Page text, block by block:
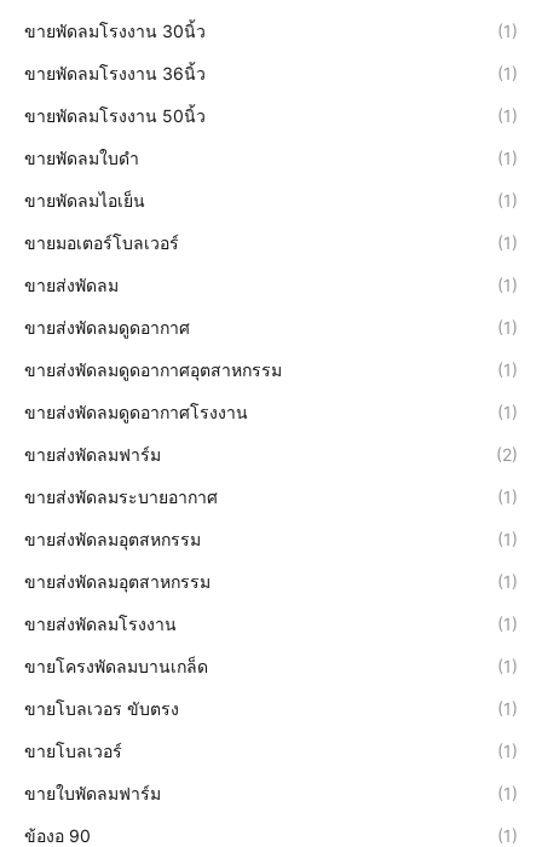
ขายพัดลมโรงงาน 30นิ้ว (1)
ขายพัดลมโรงงาน 36นิ้ว (1)
ขายพัดลมโรงงาน 50นิ้ว (1)
ขายพัดลมใบดำ (1)
ขายพัดลมไอเย็น (1)
ขายมอเตอร์โบลเวอร์ (1)
ขายส่งพัดลม (1)
ขายส่งพัดลมดูดอากาศ (1)
ขายส่งพัดลมดูดอากาศอุตสาหกรรม (1)
ขายส่งพัดลมดูดอากาศโรงงาน (1)
ขายส่งพัดลมฟาร์ม (2)
ขายส่งพัดลมระบายอากาศ (1)
ขายส่งพัดลมอุตสหกรรม (1)
ขายส่งพัดลมอุตสาหกรรม (1)
ขายส่งพัดลมโรงงาน (1)
ขายโครงพัดลมบานเกล็ด (1)
ขายโบลเวอร ขับตรง (1)
ขายโบลเวอร์ (1)
ขายใบพัดลมฟาร์ม (1)
ข้องอ 90 (1)